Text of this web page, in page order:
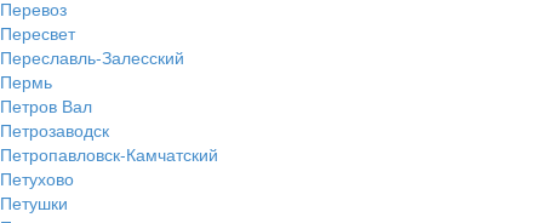
Перевоз
Пересвет
Переславль-Залесский
Пермь
Петров Вал
Петрозаводск
Петропавловск-Камчатский
Петухово
Петушки